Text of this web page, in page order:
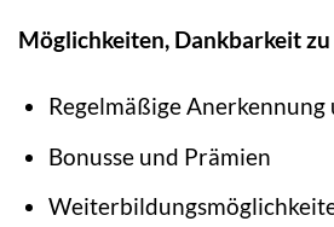
Möglichkeiten, Dankbarkeit zu
Regelmäßige Anerkennung
Bonusse und Prämien